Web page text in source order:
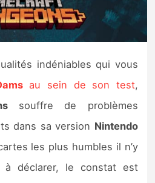
indéniables qui vous
au sein de son test,
souffre de problèmes
dans sa version Nintendo
les plus humbles il n’y
à déclarer, le constat est